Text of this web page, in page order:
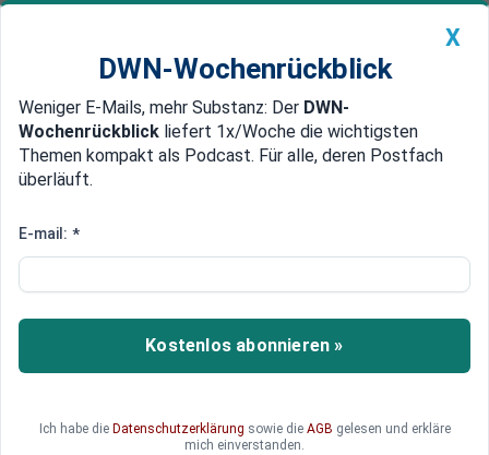
Newsticker MEIN DWN: Geldanlage Premium
Edelmetalle DWN-Magazin China
SMS zu Milliarden-Geschäft
wirft von der Leyen mangelnde
Transparenz vor
Kommissionspräsidentin von der Leyen gelöscht
X
DWN-Wochenrückblick
Weniger E-Mails, mehr Substanz: Der DWN-
Wochenrückblick liefert 1x/Woche die wichtigsten
Themen kompakt als Podcast. Für alle, deren Postfach
überläuft.
E-mail: *
Kostenlos abonnieren »
Ich habe die Datenschutzerklärung sowie die AGB gelesen und erkläre
mich einverstanden.